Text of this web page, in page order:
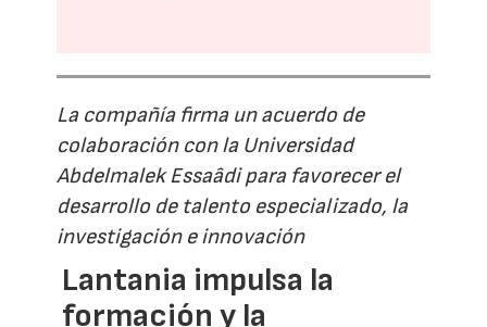
La compañía firma un acuerdo de
colaboración con la Universidad
Abdelmalek Essaâdi para favorecer el
desarrollo de talento especializado, la
investigación e innovación
Lantania impulsa la
formación y la